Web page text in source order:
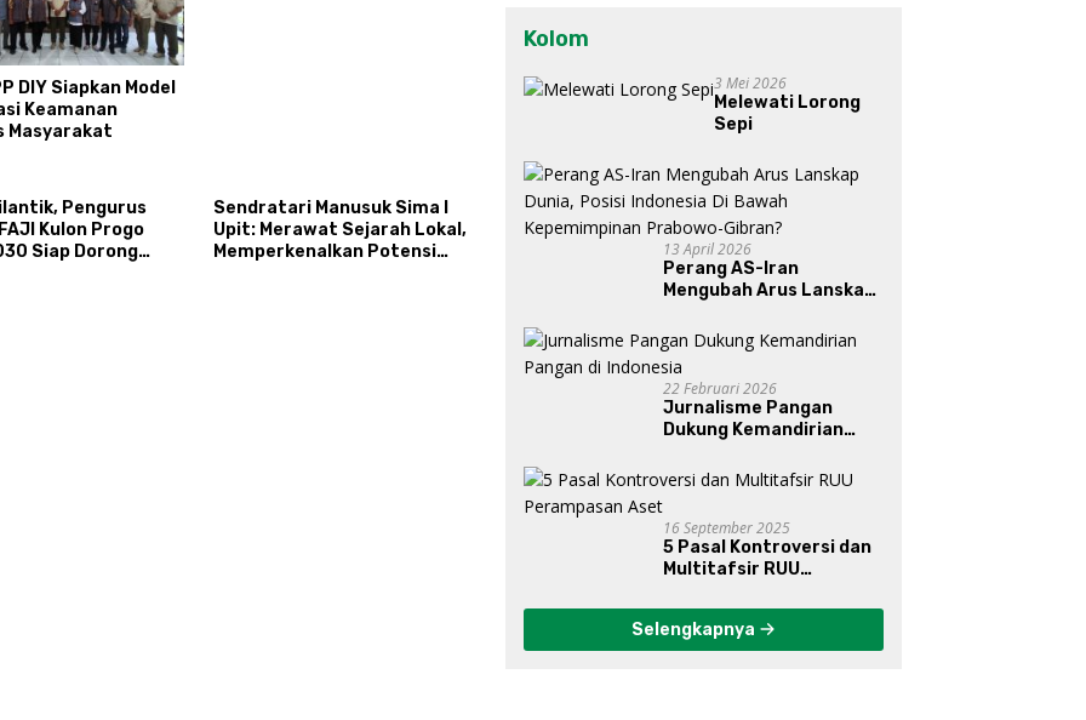
DIY Siapkan Model
Keamanan
Masyarakat
Pengurus
Kulon Progo
Siap Dorong
Sendratari Manusuk Sima I
Upit: Merawat Sejarah Lokal,
Memperkenalkan Potensi
Kolom
3 Mei 2026
Melewati Lorong
Sepi
13 April 2026
Perang AS-Iran
Mengubah Arus Lanskap
Bawah Kepemimpinan
Prabowo-Gibran?
22 Februari 2026
Jurnalisme Pangan
Dukung Kemandirian
16 September 2025
5 Pasal Kontroversi dan
Multitafsir RUU
Selengkapnya